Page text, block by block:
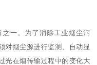
一。为了消除工业烟尘污
对烟尘源进行监测、自动显
光在烟传输过程中的变化大